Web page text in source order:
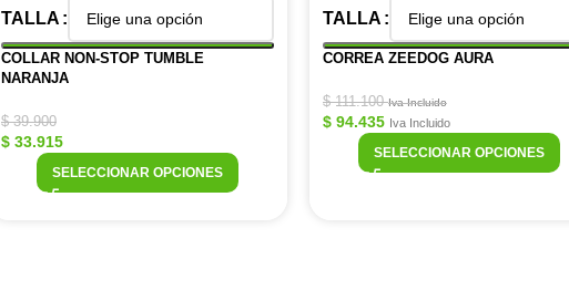
TALLA
COLLAR NON-STOP TUMBLE
NARANJA
$39.900
$ 33.915
SELECCIONAR OPCIONES
TALLA
CORREA ZEEDOG AURA
$111.100 Iva Incluido
$ 94.435 Iva Incluido
SELECCIONAR OPCIONES